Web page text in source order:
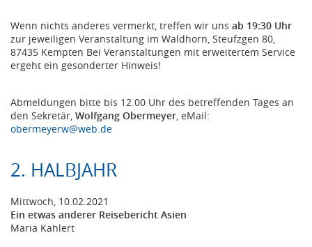
Wenn nichts anderes vermerkt, treffen wir uns ab 19:30 Uhr
zur jeweiligen Veranstaltung im Waldhorn, Steufzgen 80,
87435 Kempten Bei Veranstaltungen mit erweitertem Service
ergeht ein gesonderter Hinweis!
Abmeldungen bitte bis 12.00 Uhr des betreffenden Tages an
den Sekretär, Wolfgang Obermeyer, eMail:
obermeyerw@web.de
2. HALBJAHR
Mittwoch, 10.02.2021
Ein etwas anderer Reisebericht Asien
Maria Kahlert